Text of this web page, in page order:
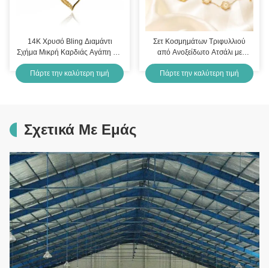
14K Χρυσό Bling Διαμάντι
Σχήμα Μικρή Καρδιάς Αγάπη Για
Πάντα περιδέραιο για τη μαμά
Πάρτε την καλύτερη τιμή
Σετ Κοσμημάτων Τριφυλλιού
από Ανοξείδωτο Ατσάλι με
Επιχρύσωση κατά της
Αμαύρωσης για Κορίτσια &
Γυναίκες
Πάρτε την καλύτερη τιμή
Σχετικά Με Εμάς